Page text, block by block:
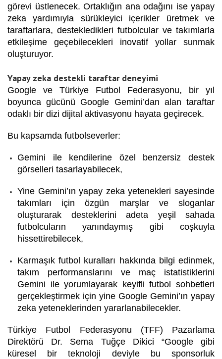
görevi üstlenecek. Ortaklığın ana odağını ise yapay
zeka yardımıyla sürükleyici içerikler üretmek ve
taraftarlara, destekledikleri futbolcular ve takımlarla
etkileşime geçebilecekleri inovatif yollar sunmak
oluşturuyor.
Yapay zeka destekli taraftar deneyimi
Google ve Türkiye Futbol Federasyonu, bir yıl
boyunca gücünü Google Gemini’dan alan taraftar
odaklı bir dizi dijital aktivasyonu hayata geçirecek.
Bu kapsamda futbolseverler:
Gemini ile kendilerine özel benzersiz destek
görselleri tasarlayabilecek,
Yine Gemini’ın yapay zeka yetenekleri sayesinde
takımları için özgün marşlar ve sloganlar
oluşturarak desteklerini adeta yeşil sahada
futbolcuların yanındaymış gibi coşkuyla
hissettirebilecek,
Karmaşık futbol kuralları hakkında bilgi edinmek,
takım performanslarını ve maç istatistiklerini
Gemini ile yorumlayarak keyifli futbol sohbetleri
gerçekleştirmek için yine Google Gemini’ın yapay
zeka yeteneklerinden yararlanabilecekler.
Türkiye Futbol Federasyonu (TFF) Pazarlama
Direktörü Dr. Sema Tuğçe Dikici “Google gibi
küresel bir teknoloji deviyle bu sponsorluk